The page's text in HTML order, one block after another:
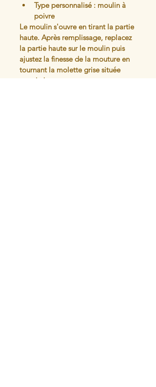
Type personnalisé : moulin à
poivre
Le moulin s'ouvre en tirant la partie
haute. Après remplissage, replacez
la partie haute sur le moulin puis
ajustez la finesse de la mouture en
tournant la molette grise située
sous le broyeur.